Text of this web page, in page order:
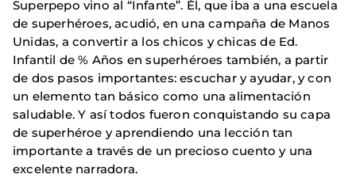
Superpepo vino al “Infante”. Él, que iba a una escuela
de superhéroes, acudió, en una campaña de Manos
Unidas, a convertir a los chicos y chicas de Ed.
Infantil de % Años en superhéroes también, a partir
de dos pasos importantes: escuchar y ayudar, y con
un elemento tan básico como una alimentación
saludable. Y así todos fueron conquistando su capa
de superhéroe y aprendiendo una lección tan
importante a través de un precioso cuento y una
excelente narradora.